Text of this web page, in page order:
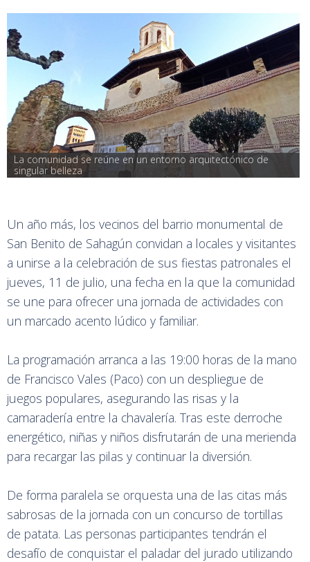
La comunidad se reúne en un entorno arquitectónico de
singular belleza
Un año más, los vecinos del barrio monumental de
San Benito de Sahagún convidan a locales y visitantes
a unirse a la celebración de sus fiestas patronales el
jueves, 11 de julio, una fecha en la que la comunidad
se une para ofrecer una jornada de actividades con
un marcado acento lúdico y familiar.
La programación arranca a las 19:00 horas de la mano
de Francisco Vales (Paco) con un despliegue de
juegos populares, asegurando las risas y la
camaradería entre la chavalería. Tras este derroche
energético, niñas y niños disfrutarán de una merienda
para recargar las pilas y continuar la diversión.
De forma paralela se orquesta una de las citas más
sabrosas de la jornada con un concurso de tortillas
de patata. Las personas participantes tendrán el
desafío de conquistar el paladar del jurado utilizando